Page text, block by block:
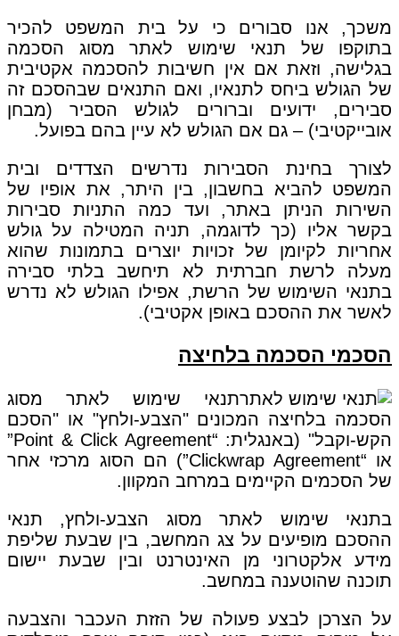
משכך, אנו סבורים כי על בית המשפט להכיר
בתוקפו של תנאי שימוש לאתר מסוג הסכמה
בגלישה, וזאת אם אין חשיבות להסכמה אקטיבית
של הגולש ביחס לתנאיו, ואם התנאים שבהסכם זה
סבירים, ידועים וברורים לגולש הסביר (מבחן
אובייקטיבי) – גם אם הגולש לא עיין בהם בפועל.
לצורך בחינת הסבירות נדרשים הצדדים ובית
המשפט להביא בחשבון, בין היתר, את אופיו של
השירות הניתן באתר, ועד כמה התניות סבירות
בקשר אליו (כך לדוגמה, תניה המטילה על גולש
אחריות לקיומן של זכויות יוצרים בתמונות שהוא
מעלה לרשת חברתית לא תיחשב בלתי סבירה
בתנאי השימוש של הרשת, אפילו הגולש לא נדרש
לאשר את ההסכם באופן אקטיבי).
הסכמי הסכמה בלחיצה
תנאי שימוש לאתר מסוג
הסכמה בלחיצה המכונים "הצבע-ולחץ" או "הסכם
הקש-וקבל" (באנגלית: “Point & Click Agreement”
או “Clickwrap Agreement”) הם הסוג מרכזי אחר
של הסכמים הקיימים במרחב המקוון.
בתנאי שימוש לאתר מסוג הצבע-ולחץ, תנאי
ההסכם מופיעים על צג המחשב, בין שבעת שליפת
מידע אלקטרוני מן האינטרנט ובין שבעת יישום
תוכנה שהוטענה במחשב.
על הצרכן לבצע פעולה של הזזת העכבר והצבעה